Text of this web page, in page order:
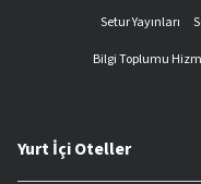
Setur Yayınları
Bilgi Toplumu
Yurt İçi Oteller